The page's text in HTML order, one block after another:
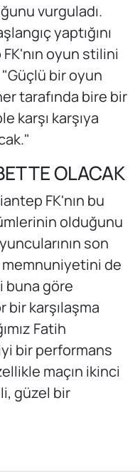
vurguladı.
yaptığını
oyun stilini
bir oyun
tarafında bire bir
karşı karşıya
OLACAK
FK'nın bu
olduğunu
son
de
buna göre
bir karşılaşma
Fatih
bir performans
maçın ikinci
güzel bir